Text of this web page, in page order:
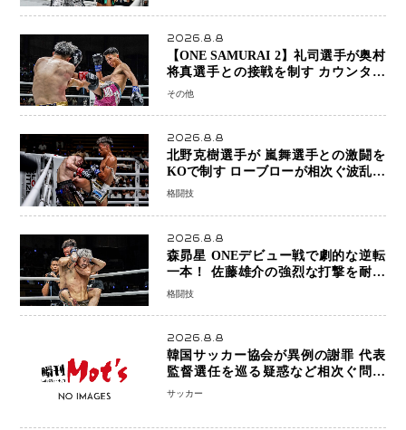
2026.8.8
【ONE SAMURAI 2】礼司選手が奥村
将真選手との接戦を制す カウンター
と正確な打撃で判定勝利
その他
2026.8.8
北野克樹選手が 嵐舞選手との激闘を
KOで制す ローブローが相次ぐ波乱の
展開…涙の勝利「生まれてくる娘のた
格闘技
2026.8.8
森昴星 ONEデビュー戦で劇的な逆転
一本！ 佐藤雄介の強烈な打撃を耐え
抜き、リアネイキッドチョークで勝利
格闘技
2026.8.8
韓国サッカー協会が異例の謝罪 代表
監督選任を巡る疑惑など相次ぐ問題
「組織の刷新」誓う
サッカー